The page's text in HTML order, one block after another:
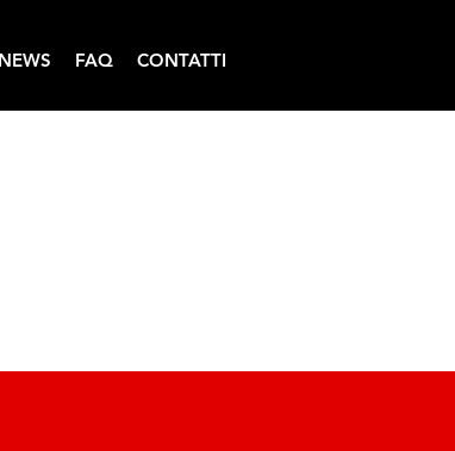
NEWS FAQ CONTATTI